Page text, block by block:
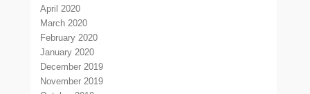
April 2020
March 2020
February 2020
January 2020
December 2019
November 2019